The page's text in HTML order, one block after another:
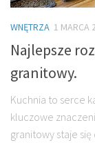
WNĘTRZA 1 MARCA
Najlepsze
granitowy.
Kuchnia to serce
kluczowe
granitowy staje